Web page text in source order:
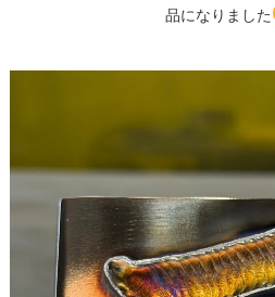
品になりました